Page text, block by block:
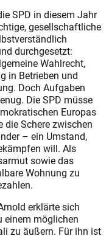
SPD in diesem Jahr
gesellschaftliche
durchgesetzt:
Wahlrecht,
in Betrieben und
Doch Aufgaben
Die SPD müsse
Europas
Schere zwischen
– ein Umstand,
will. Als
sowie das
Wohnung zu
erklärte sich
einem möglichen
zu äußern. Für ihn ist